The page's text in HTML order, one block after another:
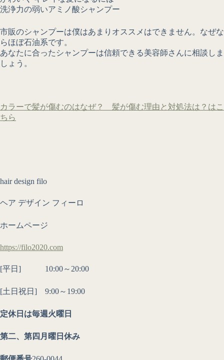
洗浄力の弱いアミノ酸シャンプー
市販のシャンプーは僕はあまりオススメはできません。なぜな
らほぼ石油系です。
あなたに合ったシャンプーは信頼できる美容師さんに相談しま
しょう。
カラーで髪が傷むのはなぜ？ 髪が傷む理由と対処法は？はこ
ちら
hair design filo
ヘア デザイン フィーロ
ホームページ
https://filo2020.com
[平日] 10:00～20:00
[土日祝日] 9:00～19:00
定休日は毎週火曜日
第二、第四月曜日休み